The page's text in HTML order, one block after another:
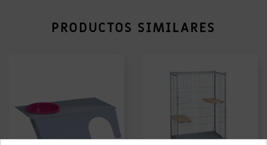
PRODUCTOS SIMILARES